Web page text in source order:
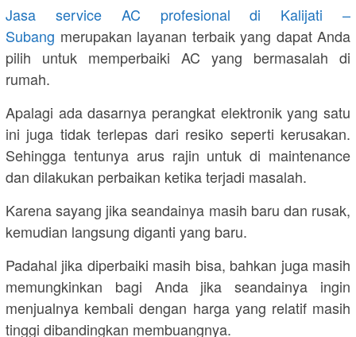
Jasa service AC profesional di Kalijati –
Subang merupakan layanan terbaik yang dapat Anda
pilih untuk memperbaiki AC yang bermasalah di
rumah.
Apalagi ada dasarnya perangkat elektronik yang satu
ini juga tidak terlepas dari resiko seperti kerusakan.
Sehingga tentunya arus rajin untuk di maintenance
dan dilakukan perbaikan ketika terjadi masalah.
Karena sayang jika seandainya masih baru dan rusak,
kemudian langsung diganti yang baru.
Padahal jika diperbaiki masih bisa, bahkan juga masih
memungkinkan bagi Anda jika seandainya ingin
menjualnya kembali dengan harga yang relatif masih
tinggi dibandingkan membuangnya.